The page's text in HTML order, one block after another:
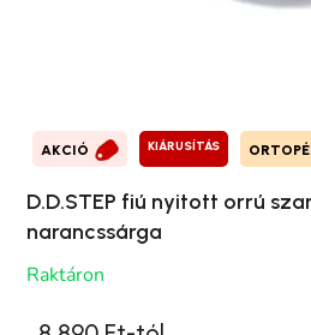
AKCIÓ KIÁRUSÍTÁS
D.D.STEP fiú nyitott orrú
narancssárga
Raktáron